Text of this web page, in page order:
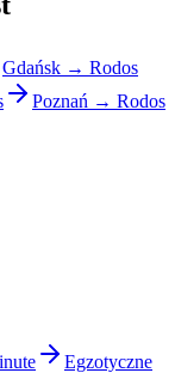
Gdańsk → Rodos
Poznań → Rodos
Egzotyczne